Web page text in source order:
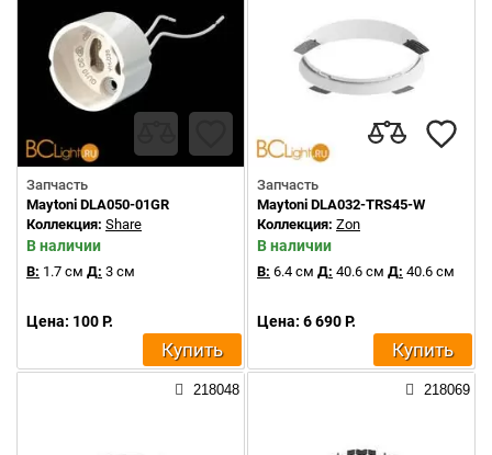
Запчасть
Maytoni DLA050-01GR
Коллекция: Share
В наличии
В: 1.7 см Д: 3 см
Цена: 100 Р.
Купить
Запчасть
Maytoni DLA032-TRS45-W
Коллекция: Zon
В наличии
В: 6.4 см Д: 40.6 см Д: 40.6 см
Цена: 6 690 Р.
Купить
218048 218069